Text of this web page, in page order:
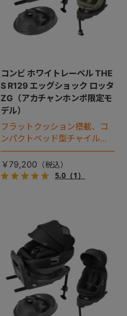
コンビ ホワイトレーベル THE
S R129 エッグショック ロッタ
ZG（アカチャンホンポ限定モ
デル）
フラットクッション搭載、コ
ンパクトベッド型チャイルド
シート（2025年モデル）。
￥79,200
5.0（1）